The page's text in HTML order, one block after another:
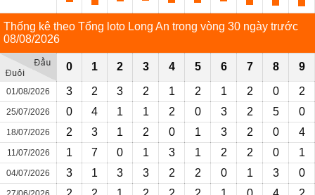
Thống kê theo Tổng loto Long An trong vòng 30 ngày trước
08/08/2026
0 1 2 3 4 5 6 7 8 9
01/08/2026 3 2 3 2 1 2 1 2 0 2
25/07/2026 0 4 1 1 2 0 3 2 5 0
18/07/2026 2 3 1 2 0 1 3 2 0 4
11/07/2026 1 7 0 1 3 1 2 2 0 1
04/07/2026 3 1 3 3 2 2 0 1 3 0